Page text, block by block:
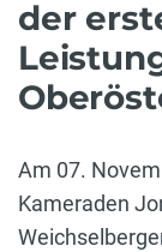
der
Am 07.
Kameraden